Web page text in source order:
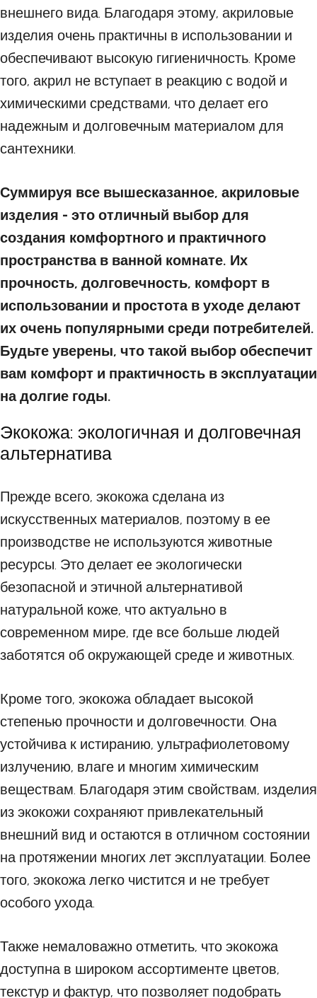
внешнего вида. Благодаря этому, акриловые
изделия очень практичны в использовании и
обеспечивают высокую гигиеничность. Кроме
того, акрил не вступает в реакцию с водой и
химическими средствами, что делает его
надежным и долговечным материалом для
сантехники.
Суммируя все вышесказанное, акриловые
изделия - это отличный выбор для
создания комфортного и практичного
пространства в ванной комнате. Их
прочность, долговечность, комфорт в
использовании и простота в уходе делают
их очень популярными среди потребителей.
Будьте уверены, что такой выбор обеспечит
вам комфорт и практичность в эксплуатации
на долгие годы.
Экокожа: экологичная и долговечная
альтернатива
Прежде всего, экокожа сделана из
искусственных материалов, поэтому в ее
производстве не используются животные
ресурсы. Это делает ее экологически
безопасной и этичной альтернативой
натуральной коже, что актуально в
современном мире, где все больше людей
заботятся об окружающей среде и животных.
Кроме того, экокожа обладает высокой
степенью прочности и долговечности. Она
устойчива к истиранию, ультрафиолетовому
излучению, влаге и многим химическим
веществам. Благодаря этим свойствам, изделия
из экокожи сохраняют привлекательный
внешний вид и остаются в отличном состоянии
на протяжении многих лет эксплуатации. Более
того, экокожа легко чистится и не требует
особого ухода.
Также немаловажно отметить, что экокожа
доступна в широком ассортименте цветов,
текстур и фактур, что позволяет подобрать